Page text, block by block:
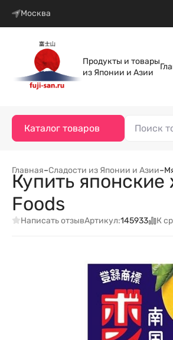
Москва
Продукты и товары
из Японии и Азии
Каталог товаров
Главная–Сладости из Японии и Азии–
Купить
Foods
Написать отзывАртикул:145933 К